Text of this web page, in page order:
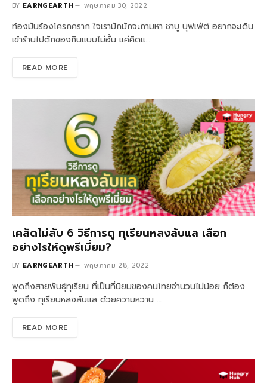
BY EARNGEARTH พฤษภาคม 30, 2022
ท้องมันร้องโครกคราก ใจเรามักมักจะถามหา ชาบู บุฟเฟ่ต์ อยากจะเดิน
เข้าร้านไปตักของกินแบบไม่อั้น แค่คิดแ…
READ MORE
เคล็ดไม่ลับ 6 วิธีการดู ทุเรียนหลงลับแล เลือก
อย่างไรให้ดูพรีเมี่ยม?
BY EARNGEARTH พฤษภาคม 28, 2022
พูดถึงสายพันธุ์ทุเรียน ที่เป็นที่นิยมของคนไทยจำนวนไม่น้อย ก็ต้อง
พูดถึง ทุเรียนหลงลับแล ด้วยความหวาน …
READ MORE